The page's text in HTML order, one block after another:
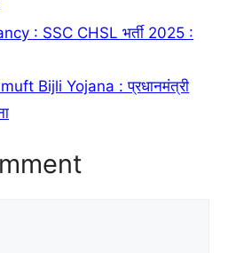
: SSC CHSL भर्ती 2025 :
Bijli Yojana : प्रधानमंत्री